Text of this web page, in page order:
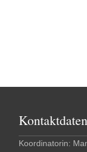
Kontaktdaten
Koordinatorin: